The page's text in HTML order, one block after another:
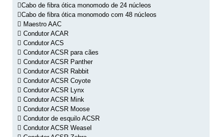
Cabo de fibra ótica monomodo de 24 núcleos
Cabo de fibra ótica monomodo com 48 núcleos
Maestro AAC
Condutor ACAR
Condutor ACS
Condutor ACSR para cães
Condutor ACSR Panther
Condutor ACSR Rabbit
Condutor ACSR Coyote
Condutor ACSR Lynx
Condutor ACSR Mink
Condutor ACSR Moose
Condutor de esquilo ACSR
Condutor ACSR Weasel